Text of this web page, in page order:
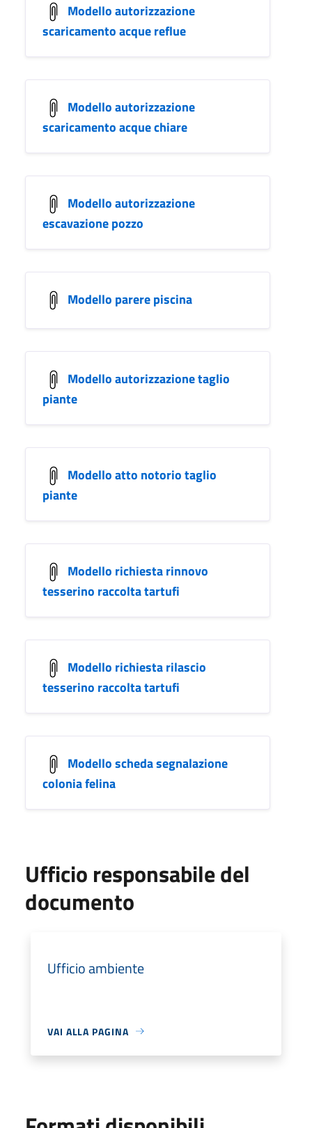
Modello autorizzazione
scaricamento acque reflue
Modello autorizzazione
scaricamento acque chiare
Modello autorizzazione
escavazione pozzo
Modello parere piscina
Modello autorizzazione taglio
piante
Modello atto notorio taglio
piante
Modello richiesta rinnovo
tesserino raccolta tartufi
Modello richiesta rilascio
tesserino raccolta tartufi
Modello scheda segnalazione
colonia felina
Ufficio responsabile del
documento
Ufficio ambiente
VAI ALLA PAGINA